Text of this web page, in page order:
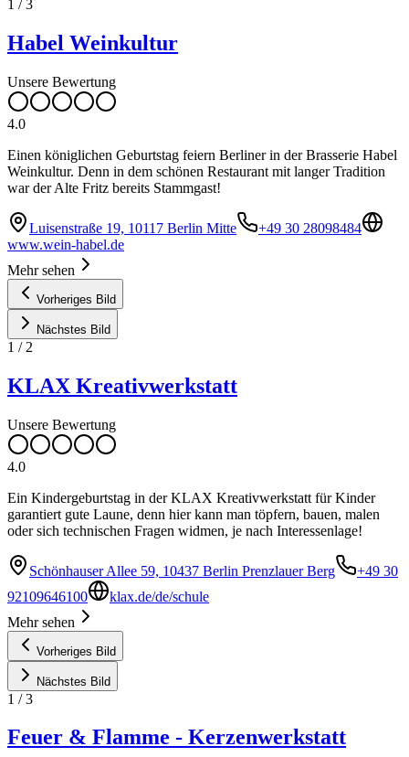
1 /3
Habel Weinkultur
Unsere Bewertung
4.0
Einen königlichen Geburtstag feiern Berliner in der Brasserie Habel
Weinkultur. Denn in dem schönen Restaurant mit langer Tradition
war der Alte Fritz bereits Stammgast!
Luisenstraße 19, 10117 Berlin Mitte
+49 30 28098484
www.wein-habel.de
Mehr sehen
Vorheriges Bild
Nächstes Bild
1 / 2
KLAX Kreativwerkstatt
Unsere Bewertung
4.0
Ein Kindergeburtstag in der KLAX Kreativwerkstatt für Kinder
garantiert gute Laune, denn hier kann man töpfern, bauen, malen
oder sich technischen Fragen widmen, je nach Interessenlage!
Schönhauser Allee 59, 10437 Berlin Prenzlauer Berg
+49 30
92109646100
klax.de/de/schule
Mehr sehen
Vorheriges Bild
Nächstes Bild
1 /3
Feuer & Flamme - Kerzenwerkstatt